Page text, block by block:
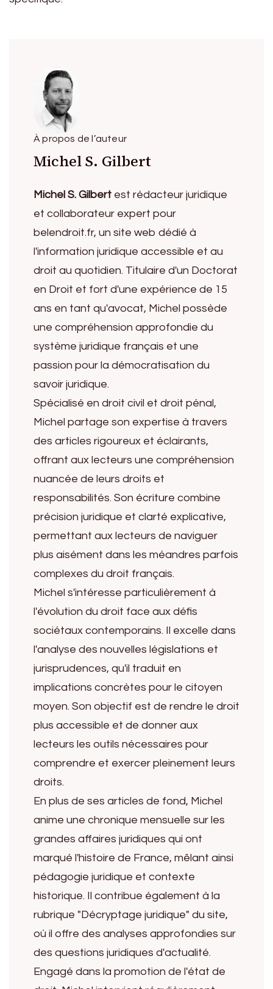
À propos de l’auteur
Michel S. Gilbert
Michel S. Gilbert est rédacteur juridique
et collaborateur expert pour
belendroit.fr, un site web dédié à
l'information juridique accessible et au
droit au quotidien. Titulaire d'un Doctorat
en Droit et fort d'une expérience de 15
ans en tant qu'avocat, Michel possède
une compréhension approfondie du
système juridique français et une
passion pour la démocratisation du
savoir juridique.
Spécialisé en droit civil et droit pénal,
Michel partage son expertise à travers
des articles rigoureux et éclairants,
offrant aux lecteurs une compréhension
nuancée de leurs droits et
responsabilités. Son écriture combine
précision juridique et clarté explicative,
permettant aux lecteurs de naviguer
plus aisément dans les méandres parfois
complexes du droit français.
Michel s'intéresse particulièrement à
l'évolution du droit face aux défis
sociétaux contemporains. Il excelle dans
l'analyse des nouvelles législations et
jurisprudences, qu'il traduit en
implications concrètes pour le citoyen
moyen. Son objectif est de rendre le droit
plus accessible et de donner aux
lecteurs les outils nécessaires pour
comprendre et exercer pleinement leurs
droits.
En plus de ses articles de fond, Michel
anime une chronique mensuelle sur les
grandes affaires juridiques qui ont
marqué l'histoire de France, mêlant ainsi
pédagogie juridique et contexte
historique. Il contribue également à la
rubrique "Décryptage juridique" du site,
où il offre des analyses approfondies sur
des questions juridiques d'actualité.
Engagé dans la promotion de l'état de